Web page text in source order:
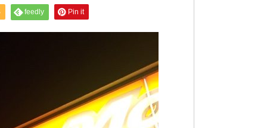
feedly Pin it